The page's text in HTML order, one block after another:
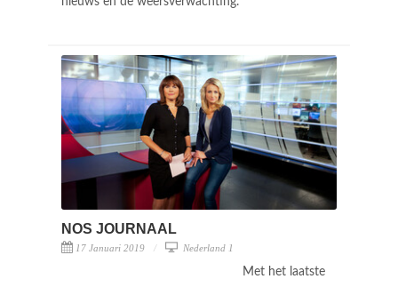
NOS JOURNAAL
17 Januari 2019 Nederland 1
Met het laatste